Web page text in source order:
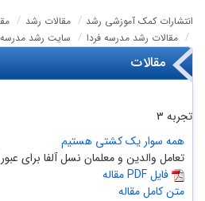
انتشارات کمک آموزشی رشد مقالات رشد
مقالات رشد مدرسه فردا
سایت رشد مدرسه
مقالات
تجربه 3
همه سوار یک کشتی هستیم
تعامل والدین و معلمان نسل آلفا برای
مقاله PDF فایل
متن کامل مقاله